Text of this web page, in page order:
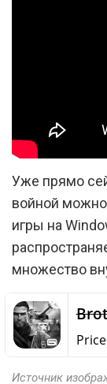
Уже прямо
войной можно
игры на
множество
Источник